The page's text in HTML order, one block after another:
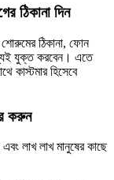
ঠিকানা দিন
ঠিকানা, ফোন
যুক্ত করবেন। এতে
কাস্টমার হিসেবে
করুন
লাখ লাখ মানুষের কাছে